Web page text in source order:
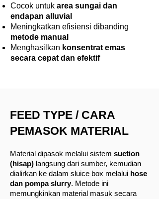
Cocok untuk area sungai dan
endapan alluvial
Meningkatkan efisiensi dibanding
metode manual
Menghasilkan konsentrat emas
secara cepat dan efektif
FEED TYPE / CARA
PEMASOK MATERIAL
Material dipasok melalui sistem suction
(hisap) langsung dari sumber, kemudian
dialirkan ke dalam sluice box melalui hose
dan pompa slurry. Metode ini
memungkinkan material masuk secara